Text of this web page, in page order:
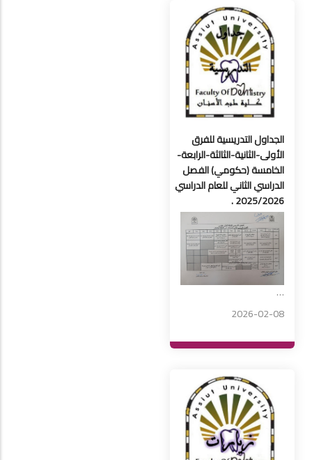
الجداول التدريسية للفرق
الأولى-الثانية-الثالثة-الرابعة-
الخامسة (حكومي) الفصل
الدراسي الثاني للعام الدراسي
2025/2026 .
…
2026-02-08